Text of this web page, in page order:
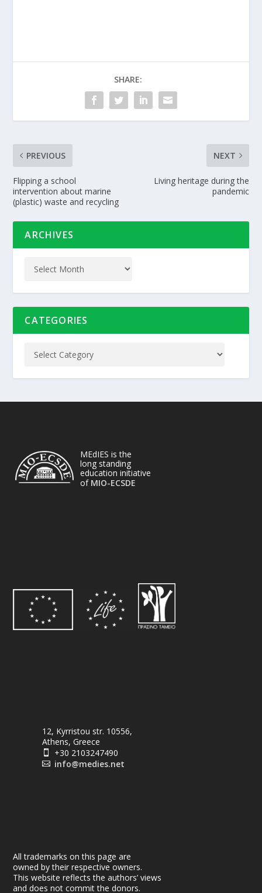
SHARE:
PREVIOUS
Flipping a school
intervention about marine
(plastic) waste and recycling
NEXT
Living heritage during the
pandemic
ARCHIVES
CATEGORIES
MEdIES is the
long standing
education initiative
of MIO-ECSDE
12, Kyrristou str. 10556,
Athens, Greece
 +30 2103247490
 info@medies.net
All trademarks on this page are
owned by their respective owners.
This website reflects the authors’ views
and does not commit the donors.